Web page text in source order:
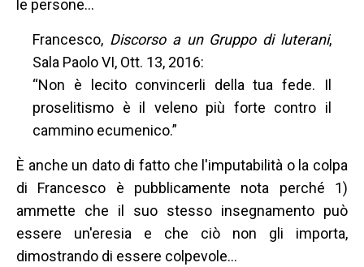
le persone...
Francesco, Discorso a un Gruppo di luterani,
Sala Paolo VI, Ott. 13, 2016:
“Non è lecito convincerli della tua fede. Il
proselitismo è il veleno più forte contro il
cammino ecumenico.”
È anche un dato di fatto che l'imputabilità o la colpa
di Francesco è pubblicamente nota perché 1)
ammette che il suo stesso insegnamento può
essere un'eresia e che ciò non gli importa,
dimostrando di essere colpevole...